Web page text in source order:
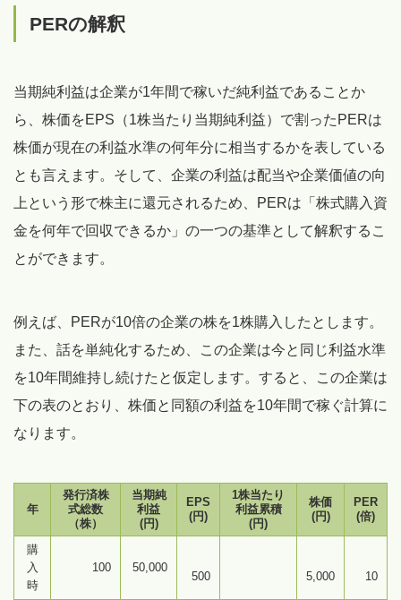
PERの解釈
当期純利益は企業が1年間で稼いだ純利益であることか
ら、株価をEPS（1株当たり当期純利益）で割ったPERは
株価が現在の利益水準の何年分に相当するかを表している
とも言えます。そして、企業の利益は配当や企業価値の向
上という形で株主に還元されるため、PERは「株式購入資
金を何年で回収できるか」の一つの基準として解釈するこ
とができます。
例えば、PERが10倍の企業の株を1株購入したとします。
また、話を単純化するため、この企業は今と同じ利益水準
を10年間維持し続けたと仮定します。すると、この企業は
下の表のとおり、株価と同額の利益を10年間で稼ぐ計算に
なります。
年
発行済株
式総数
（株）
当期純
利益
(円)
EPS
(円)
1株当たり
利益累積
(円)
株価
(円)
PER
(倍)
購
入
時
100 50,000
500 5,000 10